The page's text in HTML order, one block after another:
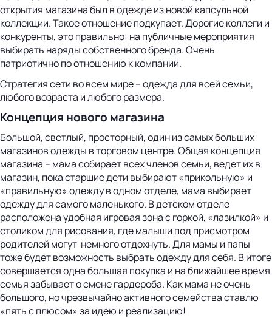
открытия магазина был в одежде из новой капсульной
коллекции. Такое отношение подкупает. Дорогие коллеги и
конкуренты, это правильно: на публичные мероприятия
выбирать наряды собственного бренда. Очень
патриотично по отношению к компании.
Стратегия сети во всем мире – одежда для всей семьи,
любого возраста и любого размера.
Концепция нового магазина
Большой, светлый, просторный, один из самых больших
магазинов одежды в торговом центре. Общая концепция
магазина – мама собирает всех членов семьи, ведет их в
магазин, пока старшие дети выбирают «прикольную» и
«правильную» одежду в одном отделе, мама выбирает
одежду для самого маленького. В детском отделе
расположена удобная игровая зона с горкой, «лазилкой» и
столиком для рисования, где малыши под присмотром
родителей могут немного отдохнуть. Для мамы и папы
тоже будет возможность выбрать одежду для себя. В итоге
совершается одна большая покупка и на ближайшее время
семья забывает о смене гардероба. Как мама не очень
большого, но чрезвычайно активного семейства ставлю
«пять с плюсом» за идею и реализацию!